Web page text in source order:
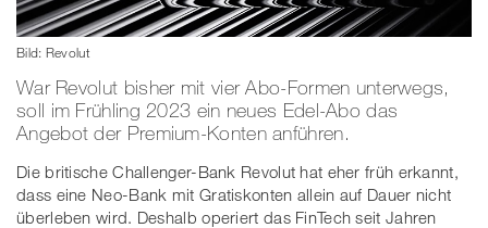
Bild: Revolut
War Revolut bisher mit vier Abo-Formen unterwegs,
soll im Frühling 2023 ein neues Edel-Abo das
Angebot der Premium-Konten anführen.
Die britische Challenger-Bank Revolut hat eher früh erkannt,
dass eine Neo-Bank mit Gratiskonten allein auf Dauer nicht
überleben wird. Deshalb operiert das FinTech seit Jahren